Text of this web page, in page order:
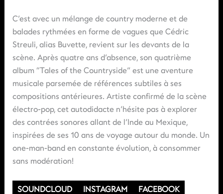
C’est avec un mélange de country moderne et de
balades rythmées en forme de vagues que Cédric
Streuli, alias Buvette, revient sur les devants de la
scène. Après quatre ans d’absence, son quatrième
album “Tales of the Countryside” est une aventure
musicale parsemée de références subtiles à ses
compositions antérieures. Artiste confirmé de la scène
électro-pop, cet autodidacte n’hésite pas à explorer
des contrées sonores allant de l’Inde au Mexique,
inspirées de ses 10 ans de voyage autour du monde. Un
one-man-band en constante évolution, à consommer
sans modération!
SOUNDCLOUD INSTAGRAM
FACEBOOK